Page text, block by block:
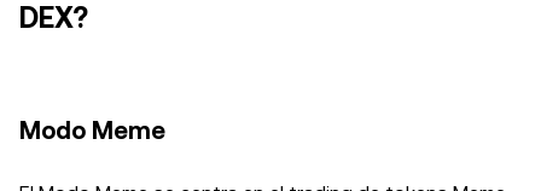
DEX?
Modo Meme